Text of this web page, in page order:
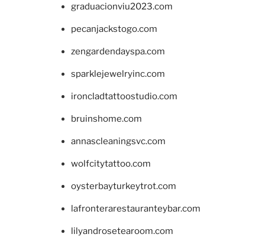
graduacionviu2023.com
pecanjackstogo.com
zengardendayspa.com
sparklejewelryinc.com
ironcladtattoostudio.com
bruinshome.com
annascleaningsvc.com
wolfcitytattoo.com
oysterbayturkeytrot.com
lafronterarestauranteybar.com
lilyandrosetearoom.com